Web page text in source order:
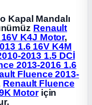
Kapal Mandalı
Renault
K4J Motor,
1.6 16V K4M
2013 1.5 DCİ
2013-2016 1.6
Fluence 2013-
Renault Fluence
Motoriçin